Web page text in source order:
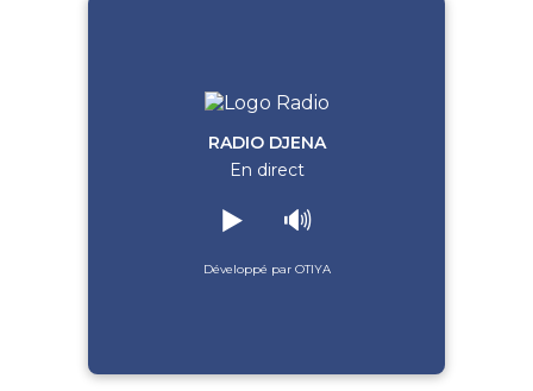
RADIO DJENA
En direct
▶️ 🔊
Développé par OTIYA